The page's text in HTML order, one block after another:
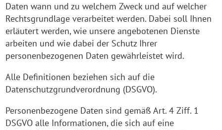
Daten wann und zu welchem Zweck und auf welcher
Rechtsgrundlage verarbeitet werden. Dabei soll Ihnen
erläutert werden, wie unsere angebotenen Dienste
arbeiten und wie dabei der Schutz Ihrer
personenbezogenen Daten gewährleistet wird.
Alle Definitionen beziehen sich auf die
Datenschutzgrundverordnung (DSGVO).
Personenbezogene Daten sind gemäß Art. 4 Ziff. 1
DSGVO alle Informationen, die sich auf eine